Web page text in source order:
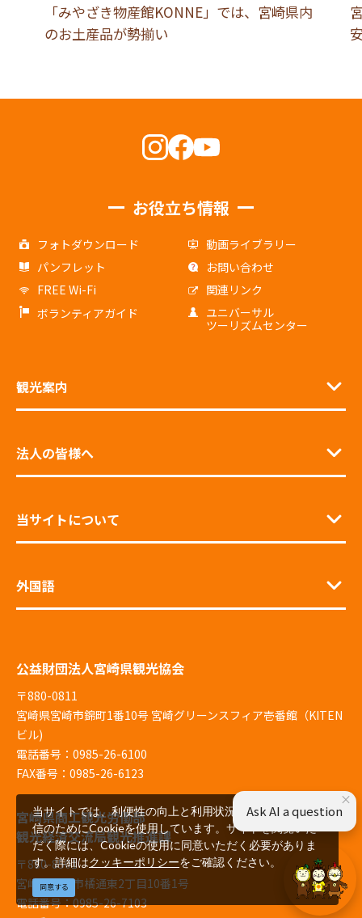
「みやざき物産館KONNE」では、宮崎県内
のお土産品が勢揃い
お役立ち情報
フォトダウンロード
動画ライブラリー
パンフレット
お問い合わせ
FREE Wi-Fi
関連リンク
ボランティアガイド
ユニバーサル
ツーリズムセンター
観光案内
法人の皆様へ
当サイトについて
外国語
公益財団法人宮崎県観光協会
〒880-0811
宮崎県宮崎市錦町1番10号 宮崎グリーンスフィア壱番館（KITEN
ビル)
電話番号：0985-26-6100
FAX番号：0985-26-6123
宮崎県商工観光労働部
観光経済交流局観光推進課
〒880-8501
宮崎県宮崎市橘通東2丁目10番1号
電話番号：0985-26-7103
当サイトでは、利便性の向上と利用状況の解析、広告配
信のためにCookieを使用しています。サイトを閲覧いた
だく際には、Cookieの使用に同意いただく必要がありま
す。詳細はクッキーポリシーをご確認ください。
同意する
×
Ask AI a question